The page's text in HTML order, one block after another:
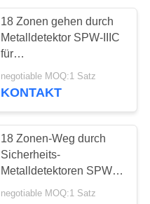
18 Zonen gehen durch
Metalldetektor SPW-IIIC
für
Krankenhaus/Bank/Hotel
negotiable MOQ:1 Satz
KONTAKT
18 Zonen-Weg durch
Sicherheits-
Metalldetektoren SPW-
IIIC 12 Monate Garantie-
negotiable MOQ:1 Satz